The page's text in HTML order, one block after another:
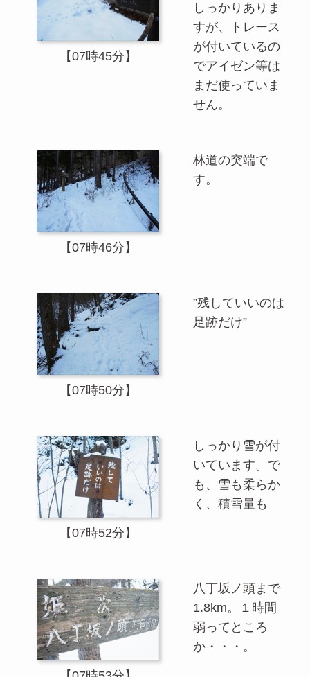
【07時45分】
しっかりありま
すが、トレース
が付いているの
でアイゼン等は
まだ使っていま
せん。
【07時46分】
林道の突端で
す。
【07時50分】
”残していいのは
足跡だけ”
【07時52分】
しっかり雪が付
いています。で
も、雪も柔らか
く、積雪量も
八丁坂ノ頭まで
1.8km。１時間
弱ってところ
か・・・。